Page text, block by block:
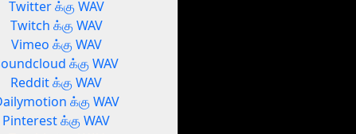
Twitter க்கு WAV
Twitch க்கு WAV
Vimeo க்கு WAV
க்கு WAV
Reddit க்கு WAV
க்கு WAV
Pinterest க்கு WAV